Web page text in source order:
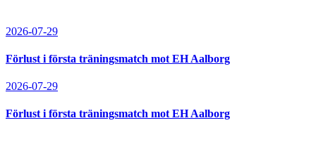
2026-07-29
Förlust i första träningsmatch mot EH Aalborg
2026-07-29
Förlust i första träningsmatch mot EH Aalborg